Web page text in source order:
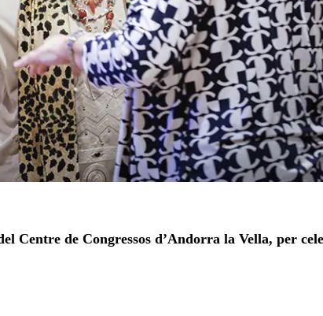
Centre de Congressos d’Andorra la Vella, per